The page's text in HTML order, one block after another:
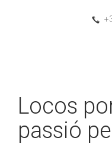
Locos
passió